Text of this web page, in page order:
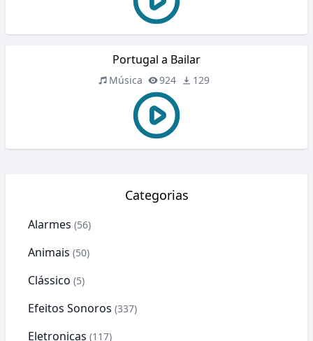
Portugal a Bailar
Música 924 129
Categorias
Alarmes (56)
Animais (50)
Clássico (5)
Efeitos Sonoros (337)
Eletronicas (117)